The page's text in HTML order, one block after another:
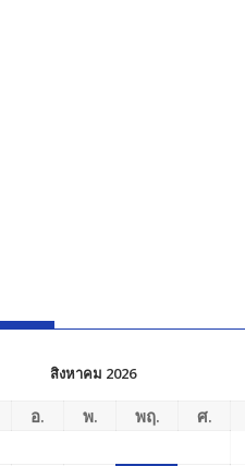
สิงหาคม 2026
อ. พ. พฤ. ศ.